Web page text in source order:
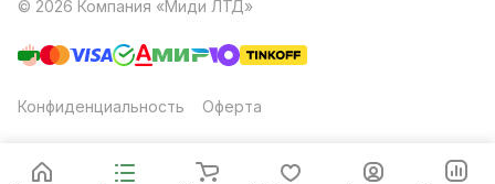
© 2026 Компания «Миди ЛТД»
Конфиденциальность Оферта